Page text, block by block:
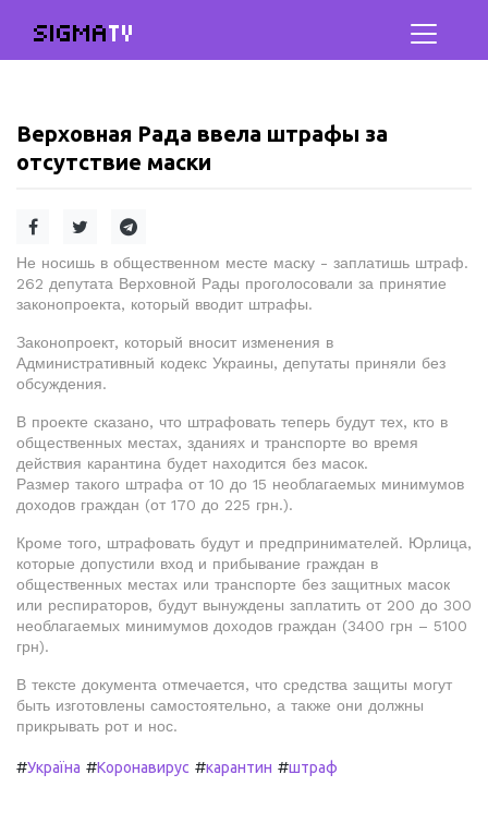
SIGMATV
Верховная Рада ввела штрафы за
отсутствие маски
Не носишь в общественном месте маску - заплатишь штраф.
262 депутата Верховной Рады проголосовали за принятие
законопроекта, который вводит штрафы.
Законопроект, который вносит изменения в
Административный кодекс Украины, депутаты приняли без
обсуждения.
В проекте сказано, что штрафовать теперь будут тех, кто в
общественных местах, зданиях и транспорте во время
действия карантина будет находится без масок.
Размер такого штрафа от 10 до 15 необлагаемых минимумов
доходов граждан (от 170 до 225 грн.).
Кроме того, штрафовать будут и предпринимателей. Юрлица,
которые допустили вход и прибывание граждан в
общественных местах или транспорте без защитных масок
или респираторов, будут вынуждены заплатить от 200 до 300
необлагаемых минимумов доходов граждан (3400 грн – 5100
грн).
В тексте документа отмечается, что средства защиты могут
быть изготовлены самостоятельно, а также они должны
прикрывать рот и нос.
#Україна #Коронавирус #карантин #штраф